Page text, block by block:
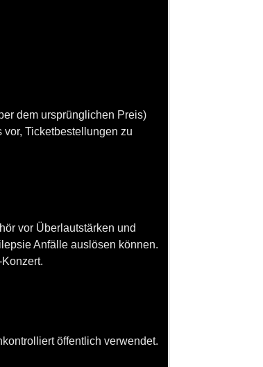
dem ursprünglichen Preis)
Ticketbestellungen zu
vor Überlautstärken und
Anfälle auslösen können.
öffentlich verwendet.